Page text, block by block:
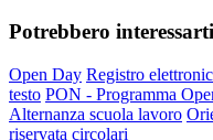
Potrebbero interessarti
Open Day Registro
testo PON - Programma
Alternanza scuola lavoro
riservata circolari